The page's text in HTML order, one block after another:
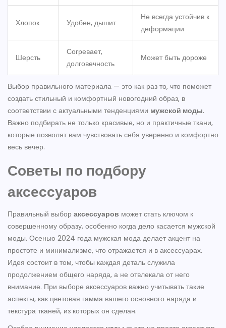
Хлопок Удобен, дышит
Не всегда устойчив к
деформации
Шерсть
Согревает,
долговечность
Может быть дороже
Выбор правильного материала — это как раз то, что поможет
создать стильный и комфортный новогодний образ, в
соответствии с актуальными тенденциями мужской моды.
Важно подбирать не только красивые, но и практичные ткани,
которые позволят вам чувствовать себя уверенно и комфортно
весь вечер.
Советы по подбору
аксессуаров
Правильный выбор аксессуаров может стать ключом к
совершенному образу, особенно когда дело касается мужской
моды. Осенью 2024 года мужская мода делает акцент на
простоте и минимализме, что отражается и в аксессуарах.
Идея состоит в том, чтобы каждая деталь служила
продолжением общего наряда, а не отвлекала от него
внимание. При выборе аксессуаров важно учитывать такие
аспекты, как цветовая гамма вашего основного наряда и
текстура тканей, из которых он сделан.